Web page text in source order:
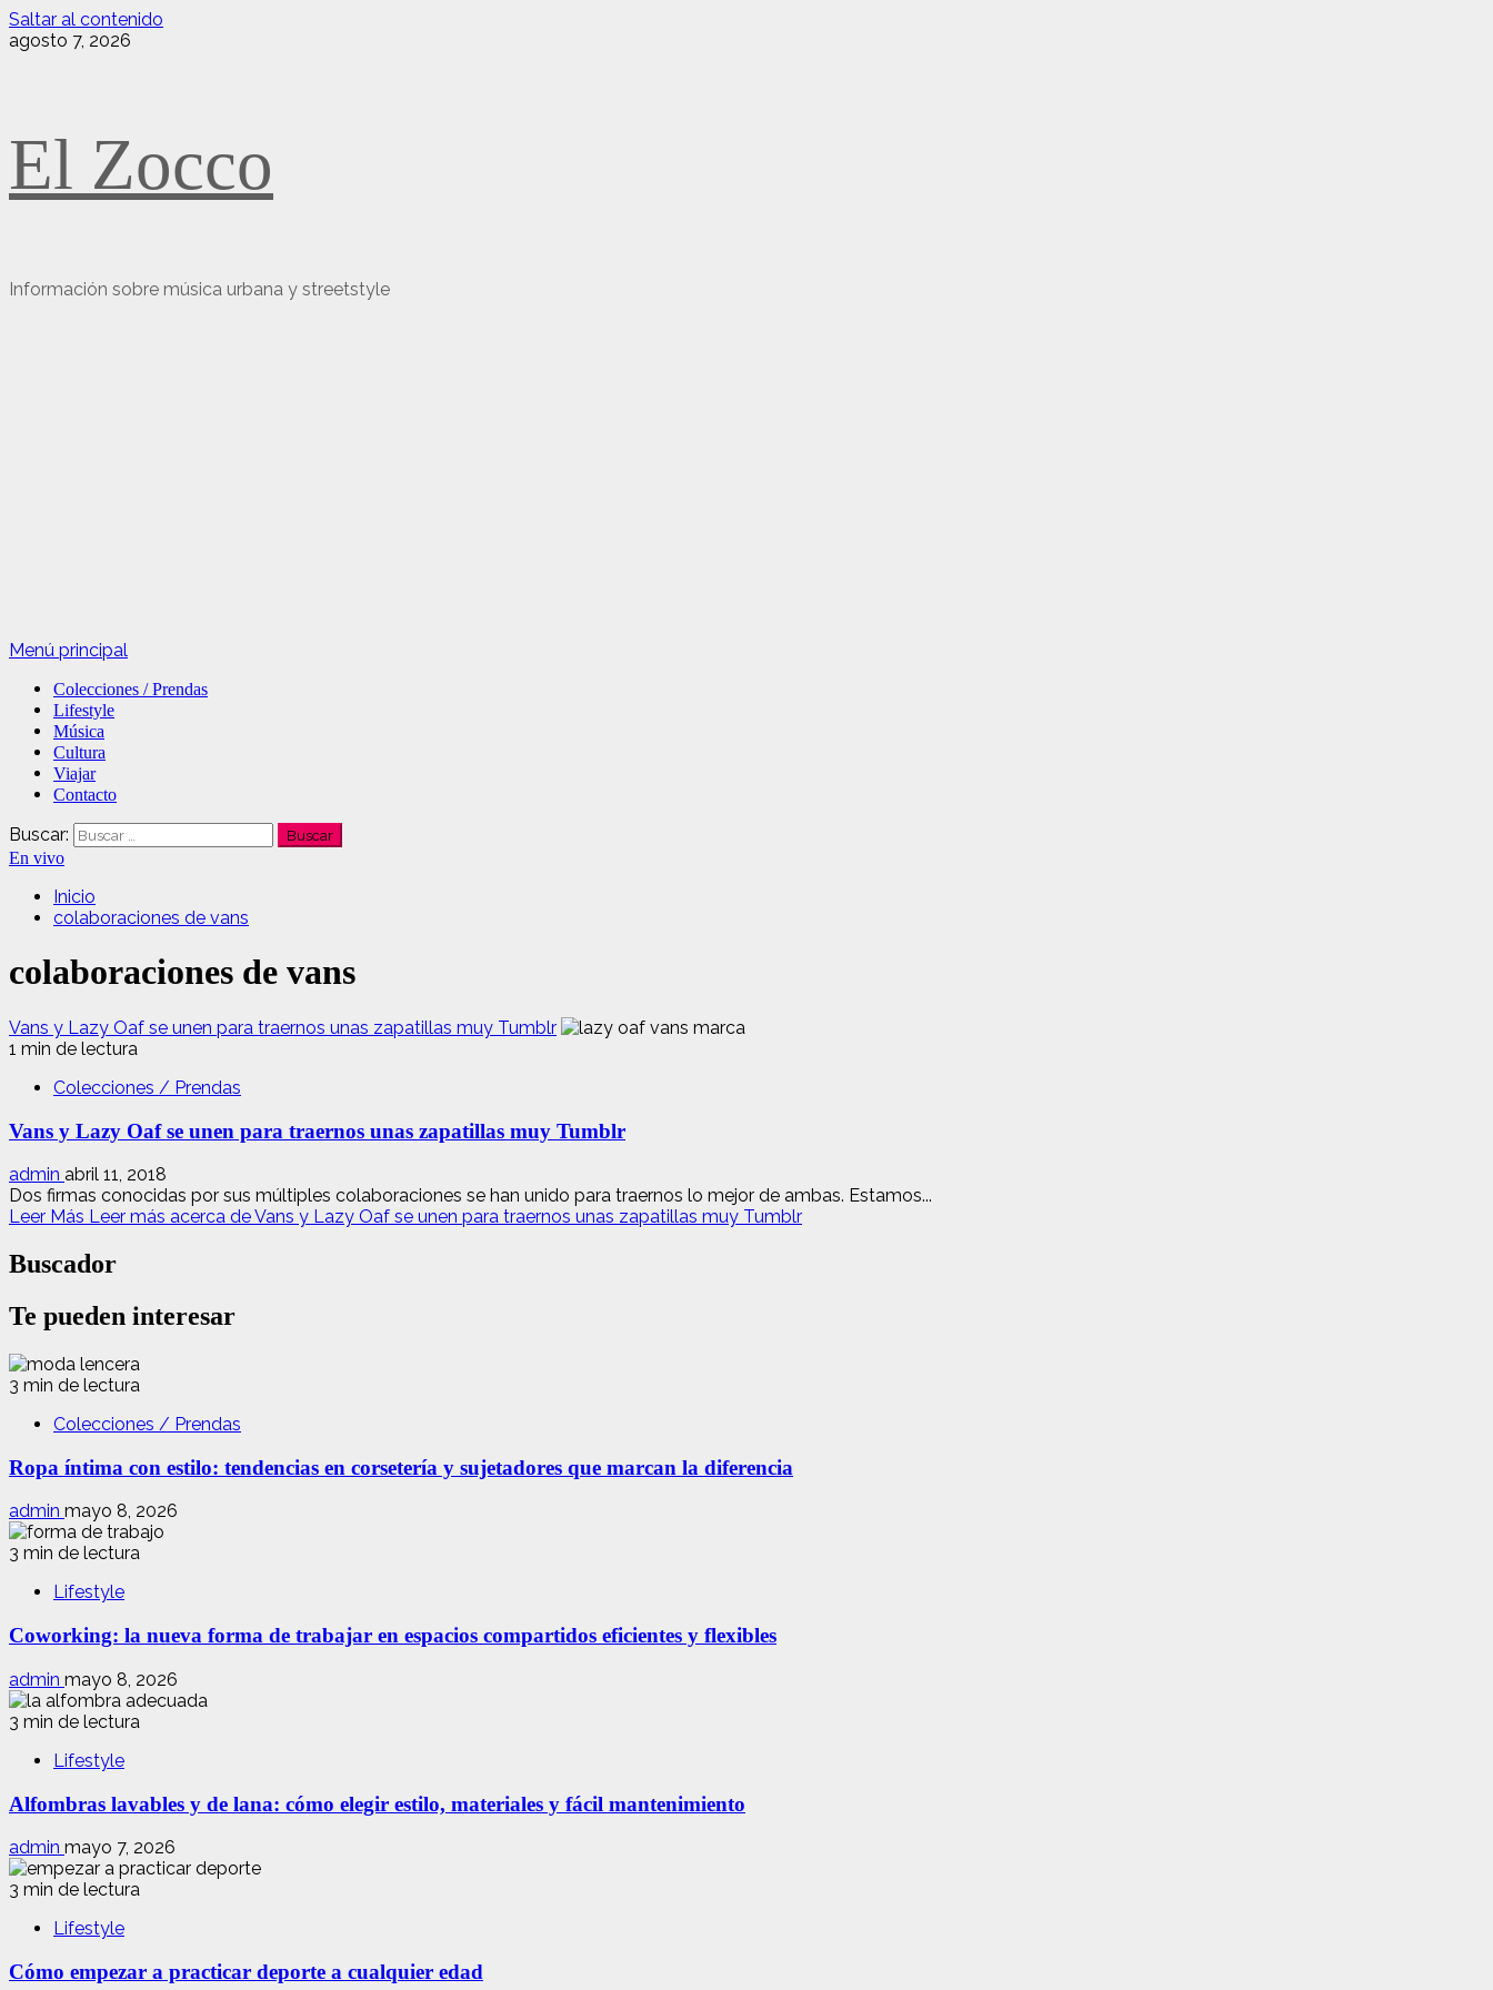
Saltar al contenido
agosto 7, 2026
El Zocco
Información sobre música urbana y streetstyle
Menú principal
Colecciones / Prendas
Lifestyle
Música
Cultura
Viajar
Contacto
Buscar:
En vivo
Inicio
colaboraciones de vans
colaboraciones de vans
Vans y Lazy Oaf se unen para traernos unas zapatillas muy Tumblr
1 min de lectura
Colecciones / Prendas
Vans y Lazy Oaf se unen para traernos unas zapatillas muy Tumblr
admin abril 11, 2018
Dos firmas conocidas por sus múltiples colaboraciones se han unido para traernos lo mejor de ambas. Estamos...
Leer Más Leer más acerca de Vans y Lazy Oaf se unen para traernos unas zapatillas muy Tumblr
Buscador
Te pueden interesar
3 min de lectura
Colecciones / Prendas
Ropa íntima con estilo: tendencias en corsetería y sujetadores que marcan la diferencia
admin mayo 8, 2026
3 min de lectura
Lifestyle
Coworking: la nueva forma de trabajar en espacios compartidos eficientes y flexibles
admin mayo 8, 2026
3 min de lectura
Lifestyle
Alfombras lavables y de lana: cómo elegir estilo, materiales y fácil mantenimiento
admin mayo 7, 2026
3 min de lectura
Lifestyle
Cómo empezar a practicar deporte a cualquier edad